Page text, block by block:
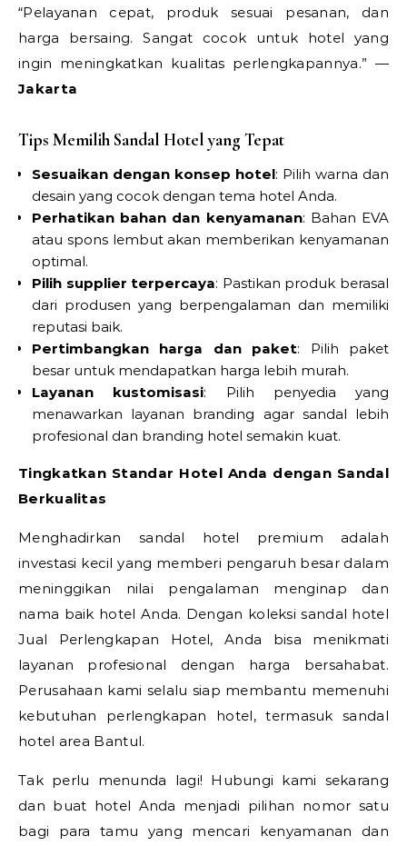
“Pelayanan cepat, produk sesuai pesanan, dan
harga bersaing. Sangat cocok untuk hotel yang
ingin meningkatkan kualitas perlengkapannya.” —
Jakarta
Tips Memilih Sandal Hotel yang Tepat
Sesuaikan dengan konsep hotel: Pilih warna dan
desain yang cocok dengan tema hotel Anda.
Perhatikan bahan dan kenyamanan: Bahan EVA
atau spons lembut akan memberikan kenyamanan
optimal.
Pilih supplier terpercaya: Pastikan produk berasal
dari produsen yang berpengalaman dan memiliki
reputasi baik.
Pertimbangkan harga dan paket: Pilih paket
besar untuk mendapatkan harga lebih murah.
Layanan kustomisasi: Pilih penyedia yang
menawarkan layanan branding agar sandal lebih
profesional dan branding hotel semakin kuat.
Tingkatkan Standar Hotel Anda dengan Sandal
Berkualitas
Menghadirkan sandal hotel premium adalah
investasi kecil yang memberi pengaruh besar dalam
meninggikan nilai pengalaman menginap dan
nama baik hotel Anda. Dengan koleksi sandal hotel
Jual Perlengkapan Hotel, Anda bisa menikmati
layanan profesional dengan harga bersahabat.
Perusahaan kami selalu siap membantu memenuhi
kebutuhan perlengkapan hotel, termasuk sandal
hotel area Bantul.
Tak perlu menunda lagi! Hubungi kami sekarang
dan buat hotel Anda menjadi pilihan nomor satu
bagi para tamu yang mencari kenyamanan dan